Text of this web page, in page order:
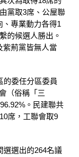
黨取3席、 公屋聯
專業動力各得1
的候選人勝出。
紫荊黨皆無人當
的委任分區委員
（俗稱「三
。 民建聯共
席，工聯會取9
選選出的264名議